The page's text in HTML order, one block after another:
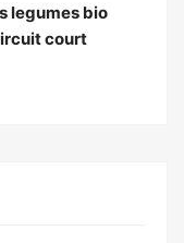
legumes bio
court